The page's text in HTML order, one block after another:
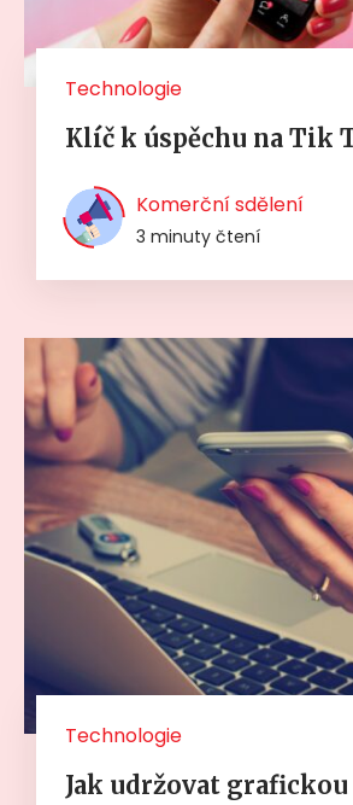
Technologie
Klíč k úspěchu na Tik
Komerční sdělení
3 minuty čtení
Technologie
Jak udržovat